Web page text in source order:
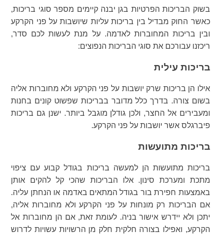
בשוק הבריכות הפרטיות בגן יבנה קיימים מספר סוגי בריכות,
כאשר החוק מבדיל בין בריכות עליות שיושבות על פני הקרקע
ובין בריכות המחוברות לאדמה. על מנת לעשות לכם סדר,
ריכזנו עבורכם את סוגי הבריכות הנפוצים:
בריכות עילית
אילו הן בריכות שרק יושבות על פני הקרקע ולא מחוברות אליה
בשום צורה. בדרך כלל מדובר בבריכות שפשוט קונים בחנות
ומעבירים אל החצר, ולכן גודלן מוגבל ביותר. ישנן גם בריכות
פיברגלס אשר יושבות על פני הקרקע.
בריכות מתועשות
בריכות מתועשות הן למעשה בריכות בגודל קבוע עם ציפוי
מתכת ומערכת סינון. אלו הבריכות שהכי קל להקים אותן
באמצעות חפירת בור בגודל המתאים באדמה או הנחתן עליה.
אם הבריכות רק מונחות על פני הקרקע ולא מחוברות אליה,
יתכן ולא יידרש אישור בניה. לעומת זאת, אם הן מחוברות אל
הקרקע, ואפילו בצורה חלקית חלק מן הרשויות עשויות לדרוש